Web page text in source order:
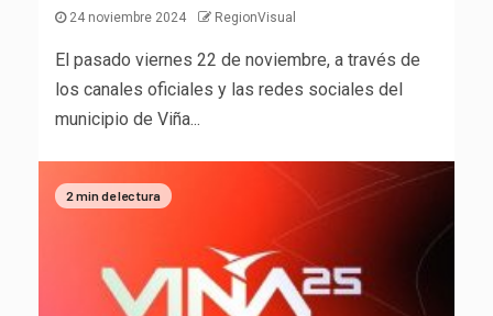
24 noviembre 2024 RegionVisual
El pasado viernes 22 de noviembre, a través de
los canales oficiales y las redes sociales del
municipio de Viña...
2 min de lectura